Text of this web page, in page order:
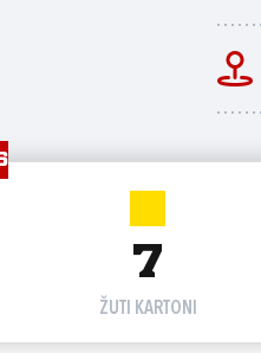
7
ŽUTI KARTONI